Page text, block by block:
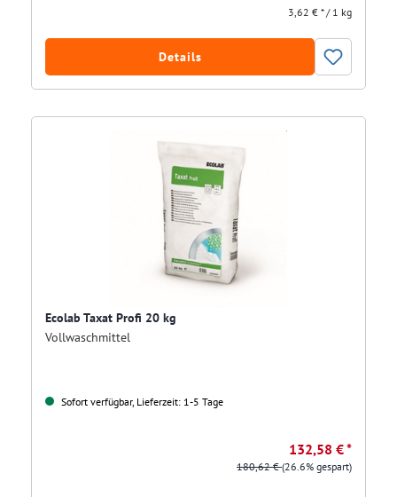
3,62 € * / 1 kg
Details
Ecolab Taxat Profi 20 kg
Vollwaschmittel
Sofort verfügbar, Lieferzeit: 1-5 Tage
132,58 € *
180,62 €(26.6% gespart)